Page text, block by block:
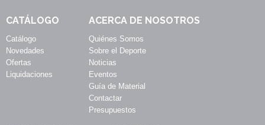
CATÁLOGO
Catálogo
Novedades
Ofertas
Liquidaciones
ACERCA DE NOSOTROS
Quiénes Somos
Sobre el Deporte
Noticias
Eventos
Guía de Material
Contactar
Presupuestos